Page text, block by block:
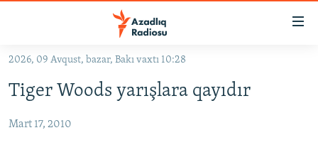
Əsas
qayıt
naviqasiyaya
#İZAHLA
KORRUPSIOMETR
2026, 09 Avqust, bazar, Bakı vaxtı 10:28
Tiger Woods yarışlara qayıdır
Mart 17, 2010